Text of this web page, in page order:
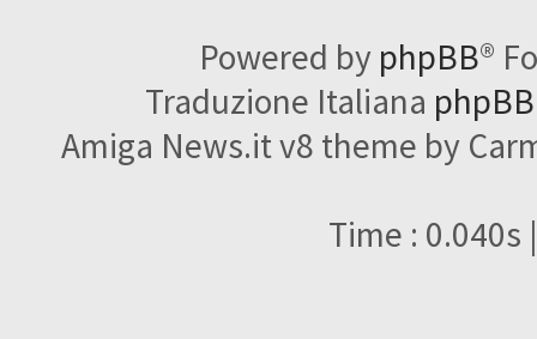
Powered by phpBB®
Traduzione Italiana
Amiga News.it v8 theme by
Time : 0.040s